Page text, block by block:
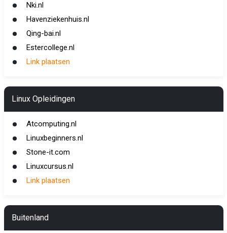
Nki.nl
Havenziekenhuis.nl
Qing-bai.nl
Estercollege.nl
Link plaatsen
Linux Opleidingen
Atcomputing.nl
Linuxbeginners.nl
Stone-it.com
Linuxcursus.nl
Link plaatsen
Buitenland